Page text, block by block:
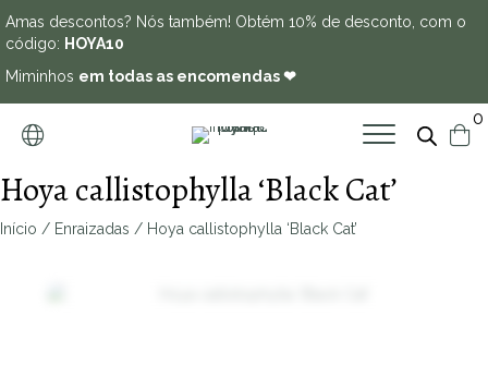
Amas descontos? Nós também! Obtém 10% de desconto, com o
código: HOYA10
Miminhos em todas as encomendas ❤
0
Hoya callistophylla ‘Black Cat’
Início / Enraizadas / Hoya callistophylla ‘Black Cat’